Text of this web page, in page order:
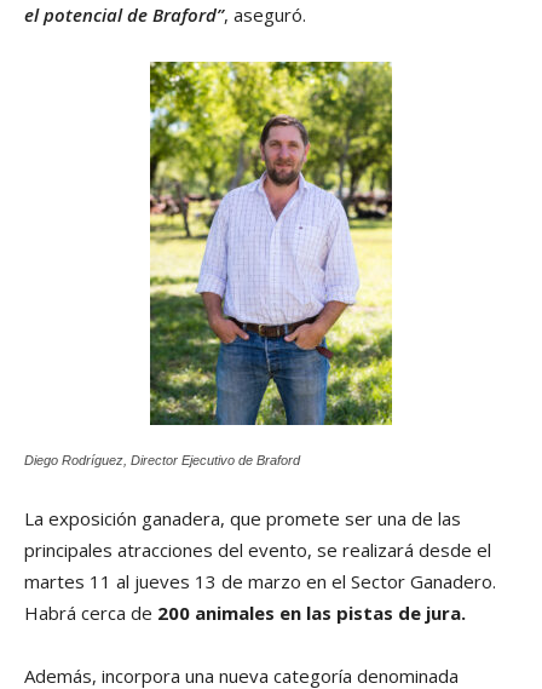
el potencial de Braford”, aseguró.
Diego Rodríguez, Director Ejecutivo de Braford
La exposición ganadera, que promete ser una de las
principales atracciones del evento, se realizará desde el
martes 11 al jueves 13 de marzo en el Sector Ganadero.
Habrá cerca de 200 animales en las pistas de jura.
Además, incorpora una nueva categoría denominada